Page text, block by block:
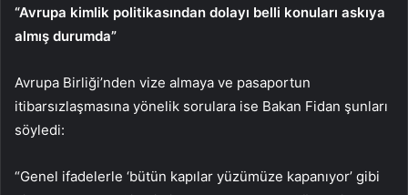
“Avrupa kimlik politikasından dolayı belli konuları askıya
almış durumda”
Avrupa Birliği’nden vize almaya ve pasaportun
itibarsızlaşmasına yönelik sorulara ise Bakan Fidan şunları
söyledi:
“Genel ifadelerle ‘bütün kapılar yüzümüze kapanıyor’ gibi